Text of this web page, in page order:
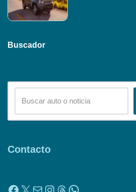
Buscador
Contacto